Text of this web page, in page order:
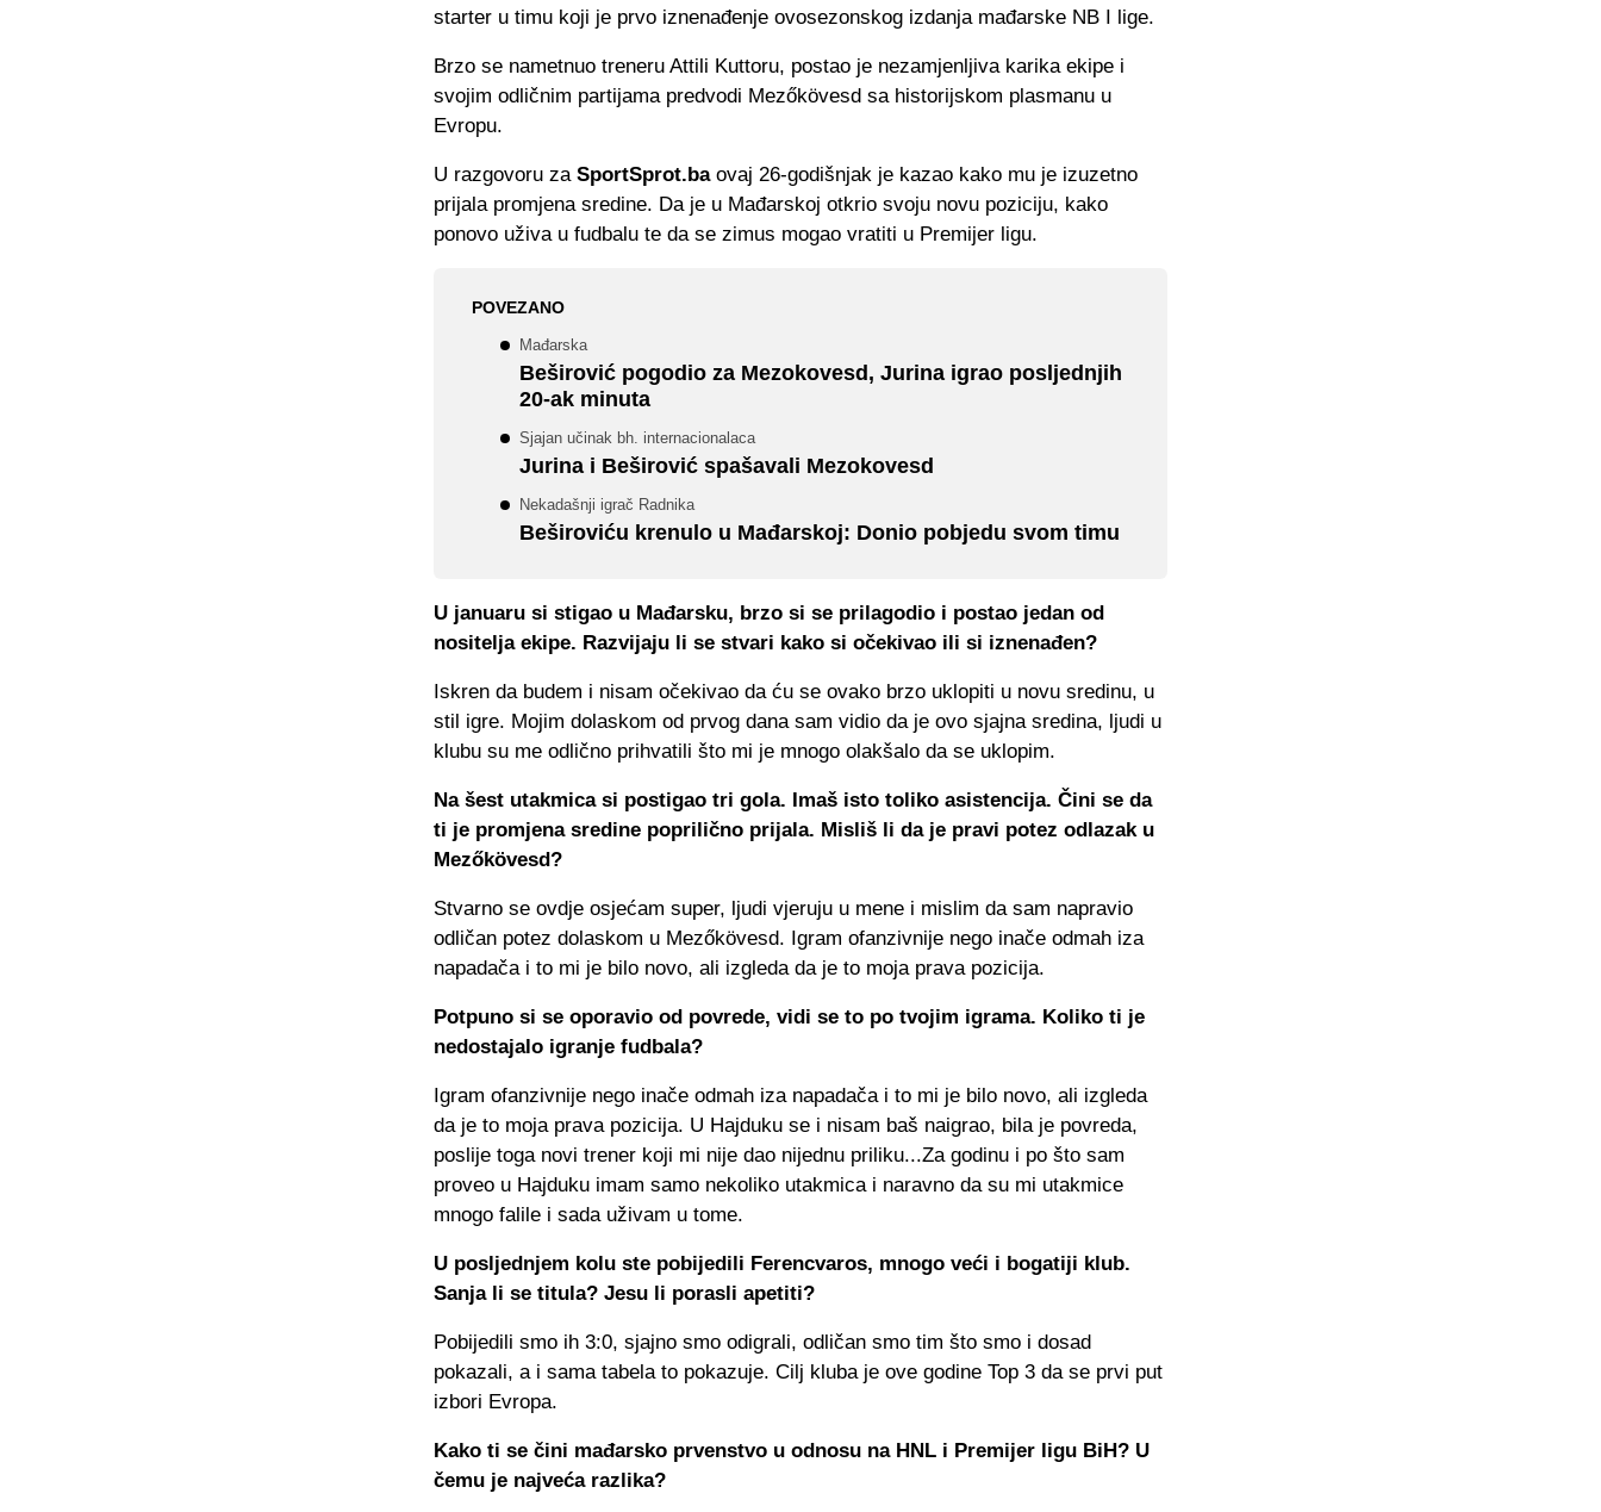
starter u timu koji je prvo iznenađenje ovosezonskog izdanja mađarske NB I lige.
Brzo se nametnuo treneru Attili Kuttoru, postao je nezamjenljiva karika ekipe i
svojim odličnim partijama predvodi Mezőkövesd sa historijskom plasmanu u
Evropu.
U razgovoru za SportSprot.baovaj 26-godišnjak je kazao kako mu je izuzetno
prijala promjena sredine. Da je u Mađarskoj otkrio svoju novu poziciju, kako
ponovo uživa u fudbalu te da se zimus mogao vratiti u Premijer ligu.
POVEZANO
Mađarska
Beširović pogodio za Mezokovesd, Jurina igrao posljednjih
20-ak minuta
Sjajan učinak bh. internacionalaca
Jurina i Beširović spašavali Mezokovesd
Nekadašnji igrač Radnika
Beširoviću krenulo u Mađarskoj: Donio pobjedu svom timu
U januaru si stigao u Mađarsku, brzo si se prilagodio i postao jedan od
nositelja ekipe. Razvijaju li se stvari kako si očekivao ili si iznenađen?
Iskren da budem i nisam očekivao da ću se ovako brzo uklopiti u novu sredinu, u
stil igre. Mojim dolaskom od prvog dana sam vidio da je ovo sjajna sredina, ljudi u
klubu su me odlično prihvatili što mi je mnogo olakšalo da se uklopim.
Na šest utakmica si postigao tri gola. Imaš isto toliko asistencija. Čini se da
ti je promjena sredine poprilično prijala. Misliš li da je pravi potez odlazak u
Mezőkövesd?
Stvarno se ovdje osjećam super, ljudi vjeruju u mene i mislim da sam napravio
odličan potez dolaskom u Mezőkövesd. Igram ofanzivnije nego inače odmah iza
napadača i to mi je bilo novo, ali izgleda da je to moja prava pozicija.
Potpuno si se oporavio od povrede, vidi se to po tvojim igrama. Koliko ti je
nedostajalo igranje fudbala?
Igram ofanzivnije nego inače odmah iza napadača i to mi je bilo novo, ali izgleda
da je to moja prava pozicija. U Hajduku se i nisam baš naigrao, bila je povreda,
poslije toga novi trener koji mi nije dao nijednu priliku...Za godinu i po što sam
proveo u Hajduku imam samo nekoliko utakmica i naravno da su mi utakmice
mnogo falile i sada uživam u tome.
U posljednjem kolu ste pobijedili Ferencvaros, mnogo veći i bogatiji klub.
Sanja li se titula? Jesu li porasli apetiti?
Pobijedili smo ih 3:0, sjajno smo odigrali, odličan smo tim što smo i dosad
pokazali, a i sama tabela to pokazuje. Cilj kluba je ove godine Top 3 da se prvi put
izbori Evropa.
Kako ti se čini mađarsko prvenstvo u odnosu na HNL i Premijer ligu BiH? U
čemu je najveća razlika?